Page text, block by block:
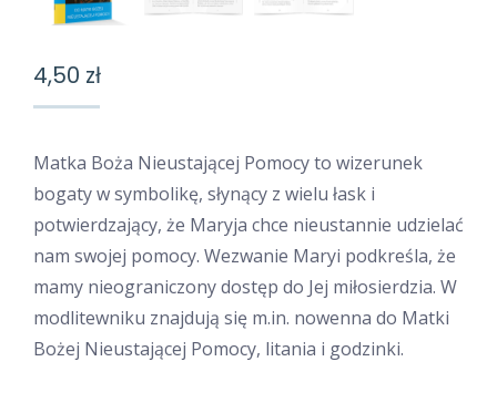
4,50 zł
Matka Boża Nieustającej Pomocy to wizerunek
bogaty w symbolikę, słynący z wielu łask i
potwierdzający, że Maryja chce nieustannie udzielać
nam swojej pomocy. Wezwanie Maryi podkreśla, że
mamy nieograniczony dostęp do Jej miłosierdzia. W
modlitewniku znajdują się m.in. nowenna do Matki
Bożej Nieustającej Pomocy, litania i godzinki.